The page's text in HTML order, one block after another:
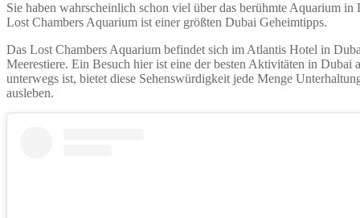
Sie haben wahrscheinlich schon viel über das berühmte Aquarium
Lost Chambers Aquarium ist einer größten Dubai Geheimtipps.
Das Lost Chambers Aquarium befindet sich im Atlantis Hotel in
Meerestiere. Ein Besuch hier ist eine der besten Aktivitäten in
unterwegs ist, bietet diese Sehenswürdigkeit jede Menge
ausleben.